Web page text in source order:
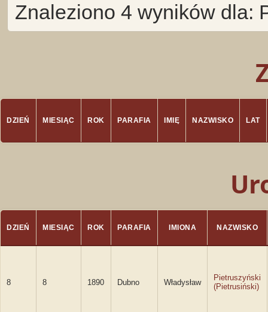
Znaleziono 4 wyników dla:
DZIEŃ MIESIĄC ROK PARAFIA IMIĘ NAZWISKO LAT
DZIEŃ MIESIĄC ROK PARAFIA IMIONA NAZWISKO
8 8 1890 Dubno Władysław
Pietruszyński
(Pietrusiński)